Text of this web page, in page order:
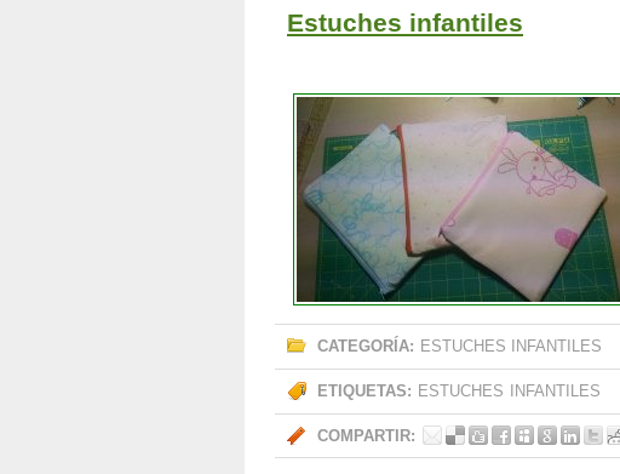
Estuches infantiles
CATEGORÍA: ESTUCHES INFANTILES
ETIQUETAS: ESTUCHES INFANTILES
COMPARTIR: